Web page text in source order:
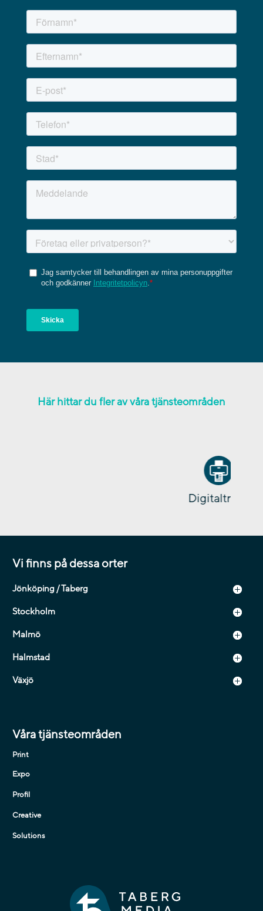
Här hittar du fler av våra tjänsteområden
Digitaltryck
Vi finns på dessa orter
Jönköping / Taberg
Stockholm
Malmö
Halmstad
Växjö
Våra tjänsteområden
Print
Expo
Profil
Creative
Solutions